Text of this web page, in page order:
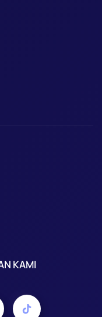
KAMI